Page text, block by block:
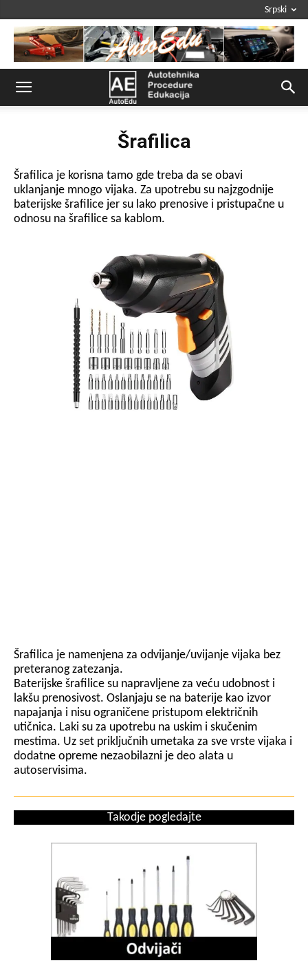
Srpski
Šrafilica
Šrafilica je korisna tamo gde treba da se obavi
uklanjanje mnogo vijaka. Za upotrebu su najzgodnije
baterijske šrafilice jer su lako prenosive i pristupačne u
odnosu na šrafilice sa kablom.
Šrafilica je namenjena za odvijanje/uvijanje vijaka bez
preteranog zatezanja.
Baterijske šrafilice su napravljene za veću udobnost i
lakšu prenosivost. Oslanjaju se na baterije kao izvor
napajanja i nisu ograničene pristupom električnih
utičnica. Laki su za upotrebu na uskim i skučenim
mestima. Uz set priključnih umetaka za sve vrste vijaka i
dodatne opreme nezaobilazni je deo alata u
autoservisima.
Takodje pogledajte